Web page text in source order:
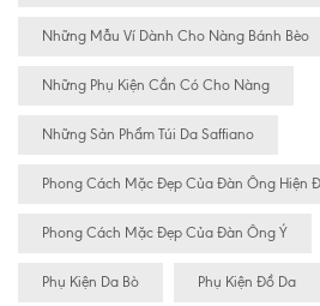
Những Mẫu Ví Dành Cho Nàng Bánh Bèo
Những Phụ Kiện Cần Có Cho Nàng
Những Sản Phẩm Túi Da Saffiano
Phong Cách Mặc Đẹp Của Đàn Ông Hiện
Phong Cách Mặc Đẹp Của Đàn Ông Ý
Phụ Kiện Da Bò Phụ Kiện Đồ Da